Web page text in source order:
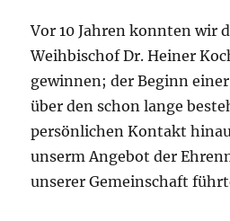
Vor 10 Jahren konnten wir
Weihbischof Dr. Heiner
gewinnen; der Beginn
über den schon lange
persönlichen Kontakt
unserm Angebot der
unserer Gemeinschaft